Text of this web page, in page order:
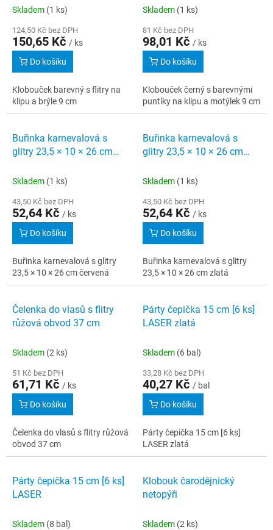
Skladem (1 ks)
124,50 Kč bez DPH
150,65 Kč / ks
Do košíku
Klobouček barevný s flitry na
klipu a brýle 9 cm
Skladem (1 ks)
81 Kč bez DPH
98,01 Kč / ks
Do košíku
Klobouček černý s barevnými
puntíky na klipu a motýlek 9 cm
Buřinka karnevalová s
glitry 23,5 × 10 × 26 cm
Skladem (1 ks)
43,50 Kč bez DPH
52,64 Kč / ks
Do košíku
Buřinka karnevalová s glitry
23,5 × 10 × 26 cm červená
Buřinka karnevalová s
glitry 23,5 × 10 × 26 cm
Skladem (1 ks)
43,50 Kč bez DPH
52,64 Kč / ks
Do košíku
Buřinka karnevalová s glitry
23,5 × 10 × 26 cm zlatá
Čelenka do vlasů s flitry
růžová obvod 37 cm
Skladem (2 ks)
51 Kč bez DPH
61,71 Kč / ks
Do košíku
Čelenka do vlasů s flitry růžová
obvod 37 cm
Párty čepička 15 cm [6 ks]
LASER zlatá
Skladem (6 bal)
33,28 Kč bez DPH
40,27 Kč / bal
Do košíku
Párty čepička 15 cm [6 ks]
LASER zlatá
Párty čepička 15 cm [6 ks]
LASER
Skladem (8 bal)
Klobouk čarodějnický
netopýři
Skladem (2 ks)